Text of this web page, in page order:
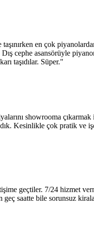
en çok
cephe asansörüyle
taşıdılar. Süper."
showrooma
Kesinlikle çok pratik ve
geçtiler. 7/24 hizmet
geç saatte bile sorunsuz